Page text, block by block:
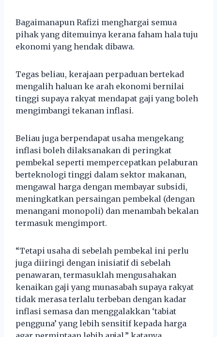
Bagaimanapun Rafizi menghargai semua
pihak yang ditemuinya kerana faham hala tuju
ekonomi yang hendak dibawa.
Tegas beliau, kerajaan perpaduan bertekad
mengalih haluan ke arah ekonomi bernilai
tinggi supaya rakyat mendapat gaji yang boleh
mengimbangi tekanan inflasi.
Beliau juga berpendapat usaha mengekang
inflasi boleh dilaksanakan di peringkat
pembekal seperti mempercepatkan pelaburan
berteknologi tinggi dalam sektor makanan,
mengawal harga dengan membayar subsidi,
meningkatkan persaingan pembekal (dengan
menangani monopoli) dan menambah bekalan
termasuk mengimport.
“Tetapi usaha di sebelah pembekal ini perlu
juga diiringi dengan inisiatif di sebelah
penawaran, termasuklah mengusahakan
kenaikan gaji yang munasabah supaya rakyat
tidak merasa terlalu terbeban dengan kadar
inflasi semasa dan menggalakkan ‘tabiat
pengguna’ yang lebih sensitif kepada harga